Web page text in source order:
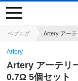
ベプログ Artery アーテ
toggle
navigation
Artery
Artery アーテリ
0.7Ω 5個セット